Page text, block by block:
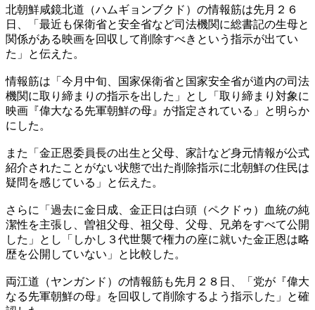
北朝鮮咸鏡北道（ハムギョンブクド）の情報筋は先月２６
日、「最近も保衛省と安全省など司法機関に総書記の生母と
関係がある映画を回収して削除すべきという指示が出てい
た」と伝えた。
情報筋は「今月中旬、国家保衛省と国家安全省が道内の司法
機関に取り締まりの指示を出した」とし「取り締まり対象に
映画『偉大なる先軍朝鮮の母』が指定されている」と明らか
にした。
また「金正恩委員長の出生と父母、家計など身元情報が公式
紹介されたことがない状態で出た削除指示に北朝鮮の住民は
疑問を感じている」と伝えた。
さらに「過去に金日成、金正日は白頭（ペクドゥ）血統の純
潔性を主張し、曽祖父母、祖父母、父母、兄弟をすべて公開
した」とし「しかし３代世襲で権力の座に就いた金正恩は略
歴を公開していない」と比較した。
両江道（ヤンガンド）の情報筋も先月２８日、「党が『偉大
なる先軍朝鮮の母』を回収して削除するよう指示した」と確